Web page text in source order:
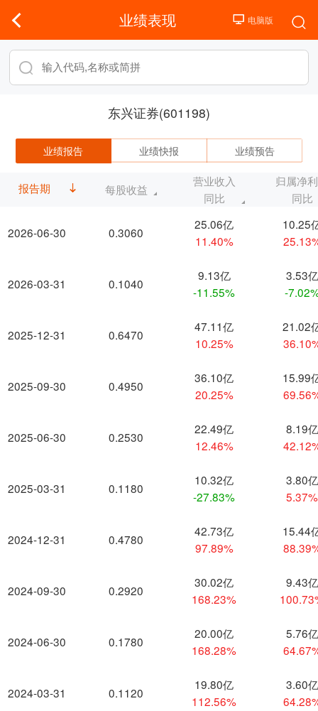
业绩表现
东兴证券(601198)
业绩报告 业绩快报 业绩预告
报告期
2026-06-30
2026-03-31
2025-12-31
2025-09-30
2025-06-30
2025-03-31
2024-12-31
2024-09-30
2024-06-30
2024-03-31
每股收益
营业收入
同比
归属净
同比
0.3060
25.06亿
11.40%
10.25
0.1040
9.13亿
-11.55%
3.53亿
-
0.6470
47.11亿
10.25%
21.02
0.4950
36.10亿
20.25%
15.99
0.2530
22.49亿
12.46%
8.19亿
0.1180
10.32亿
-27.83%
3.80亿
5.37%
0.4780
42.73亿
97.89%
15.44
0.2920
30.02亿
168.23%
9.43亿
0.1780
20.00亿
168.28%
5.76亿
0.1120
19.80亿
112.56%
3.60亿